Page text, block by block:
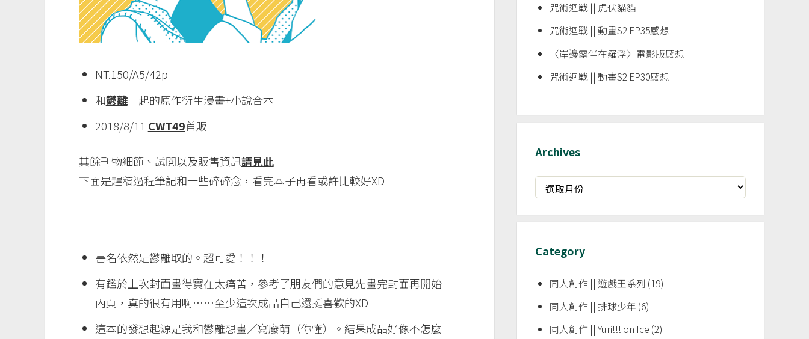
NT.150/A5/42p
和鬱離一起的原作衍生漫畫+小說合本
2018/8/11 CWT49首販
其餘刊物細節、試閱以及販售資訊請見此
下面是趕稿過程筆記和一些碎碎念，看完本子再看或許比較好XD
書名依然是鬱離取的。超可愛！！！
有鑑於上次封面畫得實在太痛苦，參考了朋友們的意見先畫完封面再開始
內頁，真的很有用啊……至少這次成品自己還挺喜歡的XD
這本的發想起源是我和鬱離想畫／寫廢萌（你懂）。結果成品好像不怎麼
咒術迴戰 || 虎伏貓貓
咒術迴戰 || 動畫S2 EP35感想
〈岸邊露伴在羅浮〉電影版感想
咒術迴戰 || 動畫S2 EP30感想
Archives
Archives
Category
同人創作 || 遊戲王系列 (19)
同人創作 || 排球少年 (6)
同人創作 || Yuri!!! on Ice (2)